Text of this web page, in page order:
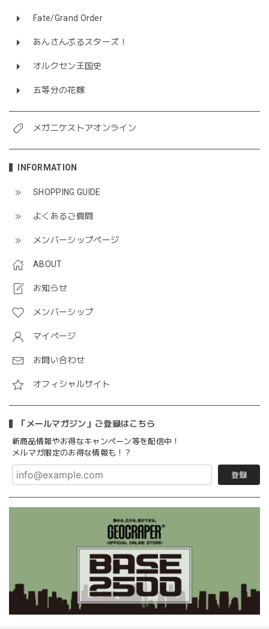
Fate/Grand Order
あんさんぶるスターズ！
オルクセン王国史
五等分の花嫁
メガニケストアオンライン
INFORMATION
SHOPPING GUIDE
よくあるご質問
メンバーシップページ
ABOUT
お知らせ
メンバーシップ
マイページ
お問い合わせ
オフィシャルサイト
「メールマガジン」ご登録はこちら
新商品情報やお得なキャンペーン等を配信中！
メルマガ限定のお得な情報も！？
登録